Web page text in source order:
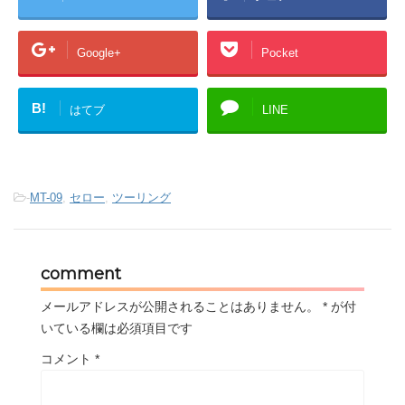
Google+ Pocket
B! はてブ LINE
-MT-09, セロー, ツーリング
comment
メールアドレスが公開されることはありません。 * が付
いている欄は必須項目です
コメント *